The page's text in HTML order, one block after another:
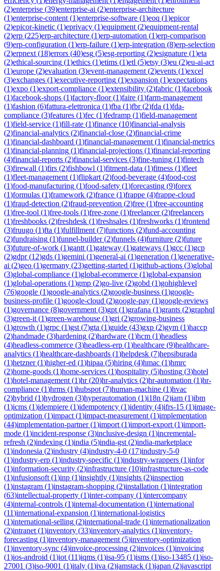
(2)enterprise (39)enterprise-ai (2)enterprise-architecture
(1)enterprise-content (1)enterprise-software (1)eoq (1)epicor
(2)epicor-kinetic (1)eprivacy (1)equipment (2)equipment-rental
(2)erp (225)erp-architecture (1)erp-automation (1)erp-comparison
(9)erp-configuration (1)erp-failure (1)erp-integration (8)erp-selection
(2)erpnext (18)errors (40)esg (5)esg-reporting (2)esignature (1)eta
(2)ethical-sourcing (1)ethics (1)etims (1)etl (5)etsy (3)eu (2)eu-ai-act
(1)europe (2)evaluation (3)event-management (2)events (1)excel
(3)exchanges (1)executive-reporting (1)expansion (1)expectations
(1)expo (1)export-compliance (1)extensibility (2)fabric (1)facebook
(1)facebook-shops (1)factory-floor(1)faire (1)farm-management
(1)fashion (6)fattura-elettronica (1)fba (1)fbr(2)fda (1)fda-
compliance (3)features (1)fec (1)fedramp (1)field-management
(1)field-service (1)fill-rate (1)finance (10)financial-analysis
(2)financial-analytics (2)financial-close (2)financial-crime
(1)financial-dashboard (1)financial-management (1)financial-metrics
(1)financial-planning (1)financial-projections (1)financial-reporting
(4)financial-reports (2)financial-services (3)fine-tuning (1)fintech
(3)firewall (1)firs (2)fishbowl (1)fitment-data (1)fitness (1)fleet
(1)fleet-management (1)flipkart (2)food-beverage (4)food-cost
(1)food-manufacturing (1)food-safety (1)forecasting (9)forex
(1)formulas (1)framework (2)france (1)frappe (4)frappe-cloud
(1)fraud-detection (2)fraud-prevention (2)free (1)free-accounting
(1)free-tool (1)free-tools (1)free-zone (1)freelancer(2)freelancers
(1)freshbooks (2)freshdesk (1)freshsales (1)freshworks (1)frontend
(3)fruugo (1)fta (1)fulfillment (7)functions (2)fund-accounting
(2)fundraising (1)funnel-builder(2)funnels (4)furniture (2)future
(3)future-of-work (1)gantt (1)gateway (1)gateways (1)gcc (1)gcp
(2)gdpr(12)gds (1)gemini (1)general-ai (1)generation (1)generative-
ai (2)geo (1)germany (23)getting-started (1)github-actions (3)global
(3)global-compliance (1)global-ecommerce (1)global-expansion
(1)global-operations (1)gmp (2)go-live (2)gobd (1)gohighlevel
(76)google (1)google-analytics (2)google-business (1)google-
business-profile (1)google-cloud (2)google-pay (1)google-reviews
(1)governance (8)government (3)gpt (1)grafana (1)grants (2)graphql
(3)green-it (1)green-warehouse (1)gri (2)growing-business
(1)growth (1)grpc (1)gst (7)gta (1)guide (43)gxp (2)gym (1)haccp
(2)handmade (3)hardening (2)hardware (1)hcm (1)headless
(4)headless-commerce (3)headless-erp (1)healthcare (9)healthcare-
analytics (1)healthcare-dashboards (1)helpdesk (7)hepsiburada
(1)hetzner(1)higher-ed (1)hipaa (5)hiring (4)hmac (1)hmrc
(2)home-goods (1)home-services (1)hospitality (5)hosting (3)hotel
(1)hotel-management (1)hr(20)hr-analytics (2)hr-automation (1)hr-
compliance (1)hrms (1)hubspot (7)human-machine (1)hvac
(2)hybrid (1)hydrogen (3)hyperautomation (1)i18n (2)iam (1)ibm
(1)icms (1)idempiere (1)idempotency (1)identity (4)ifrs-15 (1)image-
optimization (1)impact (1)impact-measurement (1)implementation
(44)implementation-partner(1)import (1)import-export (1)import-
mode (1)incident-response (3)inclusive-design (1)incremental-
refresh (2)indexing (1)india (5)india-gst (2)india-marketplace
(1)indonesia (2)industry (4)industry-4-0 (17)industry-5-0
(1)industry-erp (1)industry-specific (1)industry-wrappers (1)infor
(1)information-security (2)infrastructure (10)infrastructure-as-code
(1)infusionsoft (1)inp (1)insightly (1)insights (2)inspection
(1)instagram (1)instagram-shopping (2)installation (1)integration
(63)intellectual-property (1)inter-company (1)intercompany
(4)internal-controls (1)internal-documentation (1)international
(11)international-expansion (1)international-logistics
(1)international-selling (2)international-trade (1)internationalization
(2)intranet (1)inventory (33)inventory-analytics (1)inventory-
forecasting (1)inventory-management (5)inventory-optimization
(1)inventory-sync (4)invoice-processing (2)invoices (1)invoicing
(1)ios-android (1)iot (11)iqms (1)isa-95 (1)isms (1)iso-13485 (1)iso-
27001 (3)iso-9001 (1)italy (1)iva (2)jamstack (1)japan (2)javascript